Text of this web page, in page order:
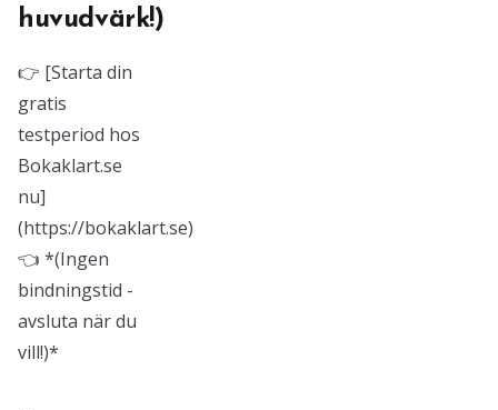
huvudvärk!)
👉 [Starta din
gratis
testperiod hos
Bokaklart.se
nu]
(https://bokaklart.se)
👈 *(Ingen
bindningstid -
avsluta när du
vill!)*